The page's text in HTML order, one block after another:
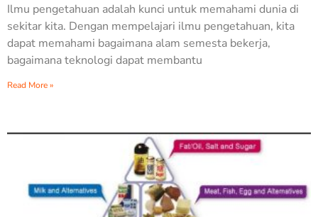
Ilmu pengetahuan adalah kunci untuk memahami dunia di
sekitar kita. Dengan mempelajari ilmu pengetahuan, kita
dapat memahami bagaimana alam semesta bekerja,
bagaimana teknologi dapat membantu
Read More »